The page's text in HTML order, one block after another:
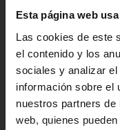
Esta página web
Las cookies de este
el contenido y los
sociales y analizar
información sobre el
nuestros partners
web, quienes